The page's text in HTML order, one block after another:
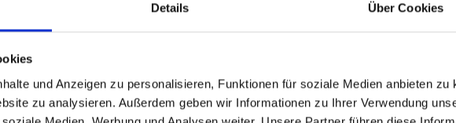
Details Über Cookies
und Anzeigen zu personalisieren, Funktionen für soziale Medien anbieten zu
zu analysieren. Außerdem geben wir Informationen zu Ihrer Verwendung
ABONNIEREN